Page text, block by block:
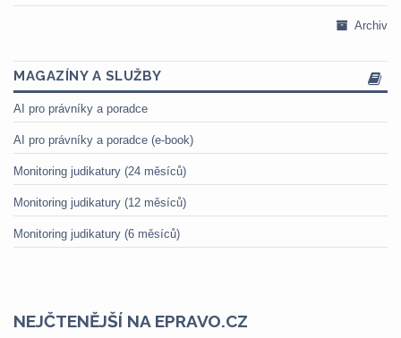
Archiv
MAGAZÍNY A SLUŽBY
AI pro právníky a poradce
AI pro právníky a poradce (e-book)
Monitoring judikatury (24 měsíců)
Monitoring judikatury (12 měsíců)
Monitoring judikatury (6 měsíců)
NEJČTENĚJŠÍ NA EPRAVO.CZ